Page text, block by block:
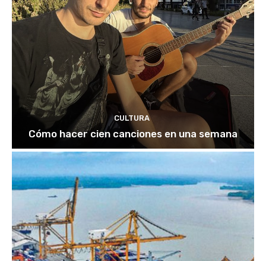
CULTURA
Cómo hacer cien canciones en una semana